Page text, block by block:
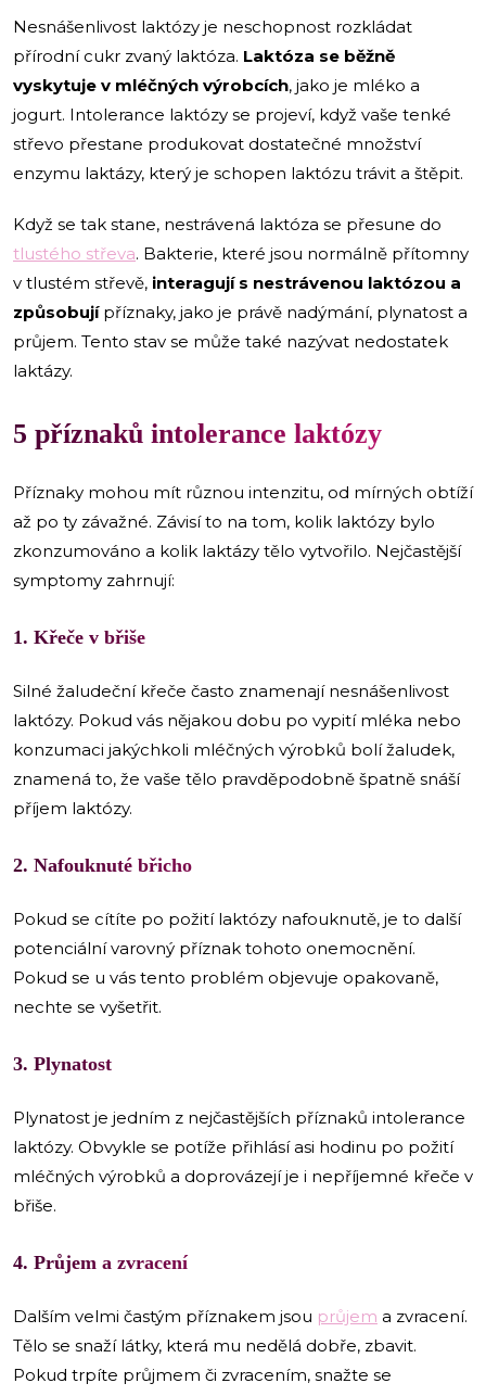
Nesnášenlivost laktózy je neschopnost rozkládat
přírodní cukr zvaný laktóza. Laktóza se běžně
vyskytuje v mléčných výrobcích, jako je mléko a
jogurt. Intolerance laktózy se projeví, když vaše tenké
střevo přestane produkovat dostatečné množství
enzymu laktázy, který je schopen laktózu trávit a štěpit.
Když se tak stane, nestrávená laktóza se přesune do
tlustého střeva. Bakterie, které jsou normálně přítomny
v tlustém střevě, interagují s nestrávenou laktózou a
způsobují příznaky, jako je právě nadýmání, plynatost a
průjem. Tento stav se může také nazývat nedostatek
laktázy.
5 příznaků intolerance laktózy
Příznaky mohou mít různou intenzitu, od mírných obtíží
až po ty závažné. Závisí to na tom, kolik laktózy bylo
zkonzumováno a kolik laktázy tělo vytvořilo. Nejčastější
symptomy zahrnují:
1. Křeče v břiše
Silné žaludeční křeče často znamenají nesnášenlivost
laktózy. Pokud vás nějakou dobu po vypití mléka nebo
konzumaci jakýchkoli mléčných výrobků bolí žaludek,
znamená to, že vaše tělo pravděpodobně špatně snáší
příjem laktózy.
2. Nafouknuté břicho
Pokud se cítíte po požití laktózy nafouknutě, je to další
potenciální varovný příznak tohoto onemocnění.
Pokud se u vás tento problém objevuje opakovaně,
nechte se vyšetřit.
3. Plynatost
Plynatost je jedním z nejčastějších příznaků intolerance
laktózy. Obvykle se potíže přihlásí asi hodinu po požití
mléčných výrobků a doprovázejí je i nepříjemné křeče v
břiše.
4. Průjem a zvracení
Dalším velmi častým příznakem jsou průjem a zvracení.
Tělo se snaží látky, která mu nedělá dobře, zbavit.
Pokud trpíte průjmem či zvracením, snažte se